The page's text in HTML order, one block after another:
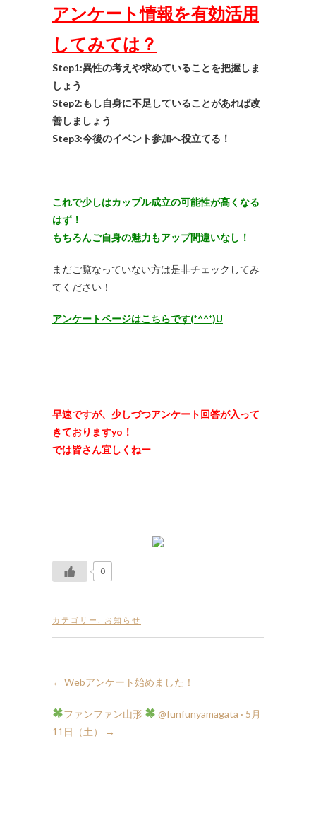
アンケート情報を有効活用
してみては？
Step1:異性の考えや求めていることを把握しま
しょう
Step2:もし自身に不足していることがあれば改
善しましょう
Step3:今後のイベント参加へ役立てる！
これで少しはカップル成立の可能性が高くなる
はず！
もちろんご自身の魅力もアップ間違いなし！
まだご覧なっていない方は是非チェックしてみ
てください！
アンケートページはこちらです(*^^*)U
早速ですが、少しづつアンケート回答が入って
きておりますyo！
では皆さん宜しくねー
0
カテゴリー: お知らせ
← Webアンケート始めました！
ファンファン山形
11日（土）
→